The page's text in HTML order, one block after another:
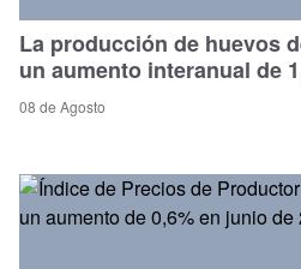
La producción de huevos
un aumento interanual de
08 de Agosto